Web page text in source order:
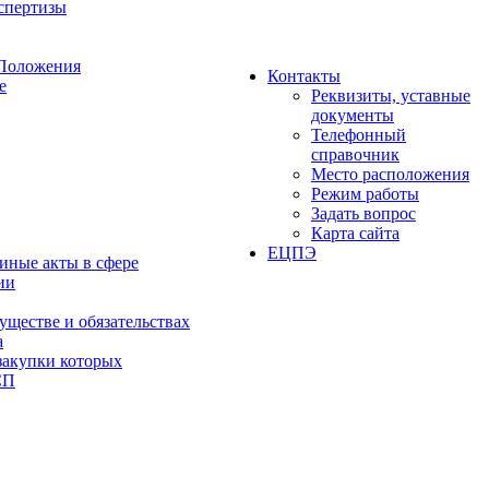
акты в сфере
и обязательствах
которых
Контакты
Реквизиты, уставные
документы
Телефонный
справочник
Место расположения
Режим работы
Задать вопрос
Карта сайта
ЕЦПЭ